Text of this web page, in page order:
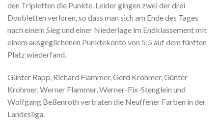
den Tripletten die Punkte. Leider gingen zwei der drei
Doubletten verloren, so dass man sich am Ende des Tages
nach einem Sieg und einer Niederlage im Endklassement mit
einem ausgeglichenen Punktekonto von 5:5 auf dem fünften
Platz wiederfand.
Günter Rapp, Richard Flammer, Gerd Krohmer, Günter
Krohmer, Werner Flammer, Werner-Fix-Stenglein und
Wolfgang Beßenroth vertraten die Neuffener Farben in der
Landesliga.